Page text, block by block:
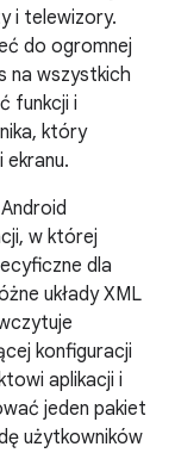
i telewizory.
do ogromnej
na wszystkich
funkcji i
który
w której
dla
układy XML
konfiguracji
aplikacji i
jeden pakiet
użytkowników